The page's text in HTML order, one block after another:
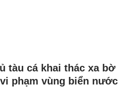
tàu cá khai thác xa bờ
phạm vùng biển nước